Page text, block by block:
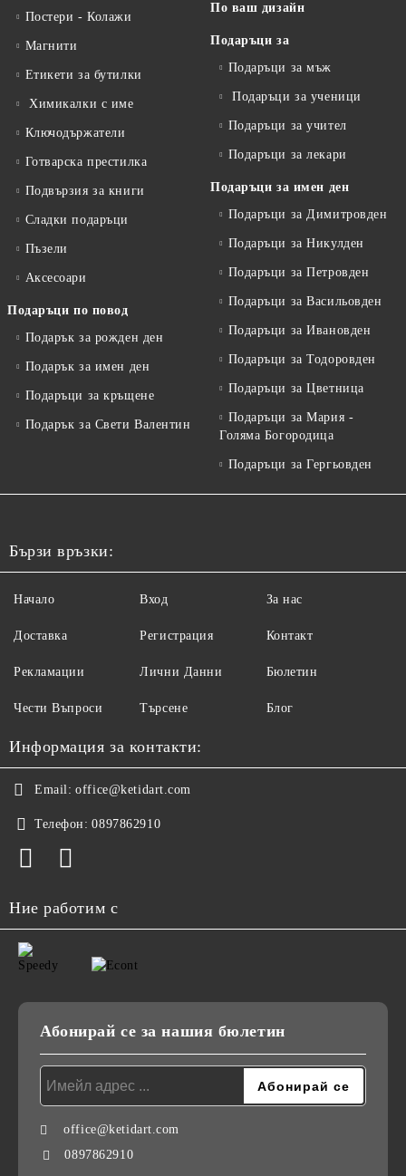
Постери - Колажи
Магнити
Етикети за бутилки
Химикалки с име
Ключодържатели
Готварска престилка
Подвързия за книги
Сладки подаръци
Пъзели
Аксесоари
Подаръци по повод
Подарък за рожден ден
Подарък за имен ден
Подаръци за кръщене
Подарък за Свети Валентин
По ваш дизайн
Подаръци за
Подаръци за мъж
Подаръци за ученици
Подаръци за учител
Подаръци за лекари
Подаръци за имен ден
Подаръци за Димитровден
Подаръци за Никулден
Подаръци за Петровден
Подаръци за Васильовден
Подаръци за Ивановден
Подаръци за Тодоровден
Подаръци за Цветница
Подаръци за Мария -
Голяма Богородица
Подаръци за Гергьовден
Бързи връзки:
Начало
Доставка
Рекламации
Чести Въпроси
Вход
Регистрация
Лични Данни
Търсене
За нас
Контакт
Бюлетин
Блог
Информация за контакти:
Email: office@ketidart.com
Телефон: 0897862910
Ние работим с
Абонирай се за нашия бюлетин
office@ketidart.com
0897862910